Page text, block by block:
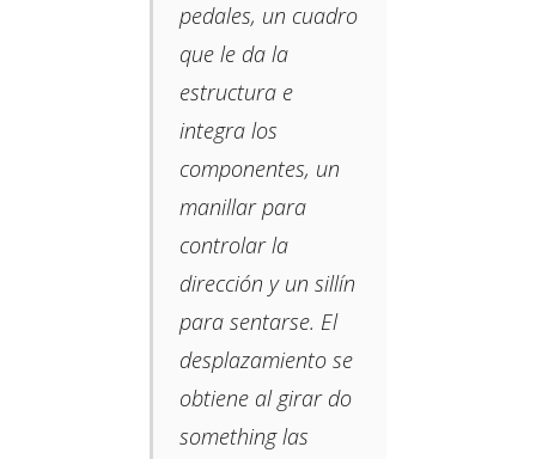
pedales, un cuadro
que le da la
estructura e
integra los
componentes, un
manillar para
controlar la
dirección y un sillín
para sentarse. El
desplazamiento se
obtiene al girar do
something las